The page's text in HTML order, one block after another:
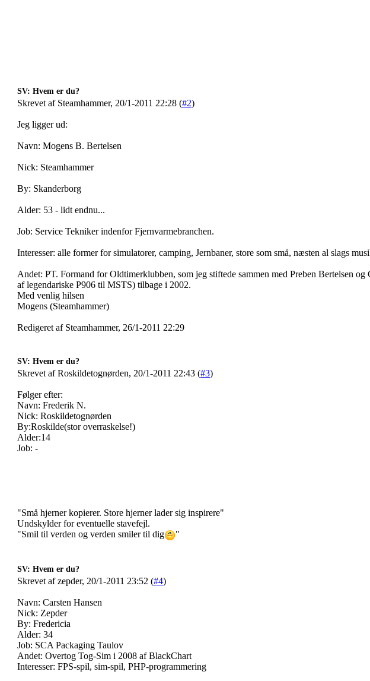
SV: Hvem er du?
Skrevet af Steamhammer, 20/1-2011 22:28 (#2)
Jeg ligger ud:
Navn: Mogens B. Bertelsen
Nick: Steamhammer
By: Skanderborg
Alder: 53 - lidt endnu...
Job: Service Tekniker indenfor Fjernvarmebranchen.
Interesser: alle former for simulatorer, camping, Jernbaner, store som små, næsten al slags
Andet: PT. Formand for Oldtimerklubben, som jeg stiftede sammen med Preben Bertelsen og
af legendariske P906 til MSTS) tilbage i 2002.
Med venlig hilsen
Mogens (Steamhammer)
Redigeret af Steamhammer, 26/1-2011 22:29
SV: Hvem er du?
Skrevet af Roskildetognørden, 20/1-2011 22:43 (#3)
Følger efter:
Navn: Frederik N.
Nick: Roskildetognørden
By:Roskilde(stor overraskelse!)
Alder:14
Job: -
"Små hjerner kopierer. Store hjerner lader sig inspirere"
Undskylder for eventuelle stavefejl.
"Smil til verden og verden smiler til dig
"
SV: Hvem er du?
Skrevet af zepder, 20/1-2011 23:52 (#4)
Navn: Carsten Hansen
Nick: Zepder
By: Fredericia
Alder: 34
Job: SCA Packaging Taulov
Andet: Overtog Tog-Sim i 2008 af BlackChart
Interesser: FPS-spil, sim-spil, PHP-programmering